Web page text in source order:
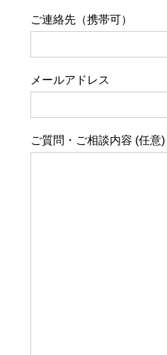
ご連絡先（携帯可）
メールアドレス
ご質問・ご相談内容 (任意)